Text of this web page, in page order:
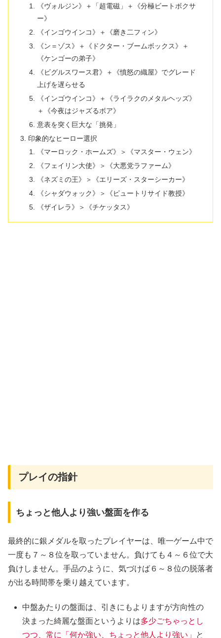
《ヴォルジン》＋「超電磁」＋《分極ビートボクサ
ー》
《インゴウインコ》＋《磨き二フィン》
《ン＝ゾス》＋《ドクター・ブームボックス》＋
《ケンゴーの弟子》
《ビグルスワース君》＋《憤怒の織屋》でグレード
上げを遅らせる
《インゴウインコ》＋《ライラクのメタルヘッズ》
＋《今夜はジャズるボア》
意表を突く巨大な「挑発」
印象的なヒーロー選択
《マーロック・ホームズ》＞《マスター・ウェン》
《フェイリン大使》＞《大悪党ラファーム》
《ネズミの王》＞《エリーズ・スターシーカー》
《シャダウォック》＞《ピュートリサイド教授》
《ザイレラ》＞《チケッタス》
プレイの指針
ちょっと他人より強い盤面を作る
最終的に銀メダルを取ったプレイヤーは、唯一ゲーム中で
一度も７～８位を取っていません。負けても４～６位で大
負けしません。手品のように、気づけば６～８位の脱落者
が出る時間帯を乗り越えています。
中盤あたりの盤面は、引きにもよりますが方向性の
決まった綺麗な盤面というよりは多少ごちゃっとし
つつ、常に「何か強い、ちょっと他人より強い」
と